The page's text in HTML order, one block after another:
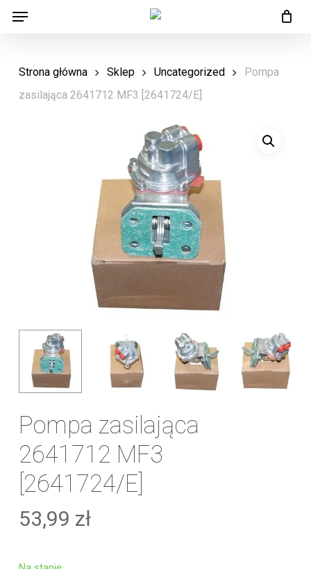
Skip
content
Menu
Strona główna Sklep Uncategorized
Pompa
zasilająca 2641712 MF3 [2641724/E]
Pompa zasilająca
2641712 MF3
[2641724/E]
53,99 zł
Menu